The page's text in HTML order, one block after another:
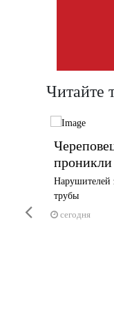
Читайте
Нарушителей
трубы
сегодня